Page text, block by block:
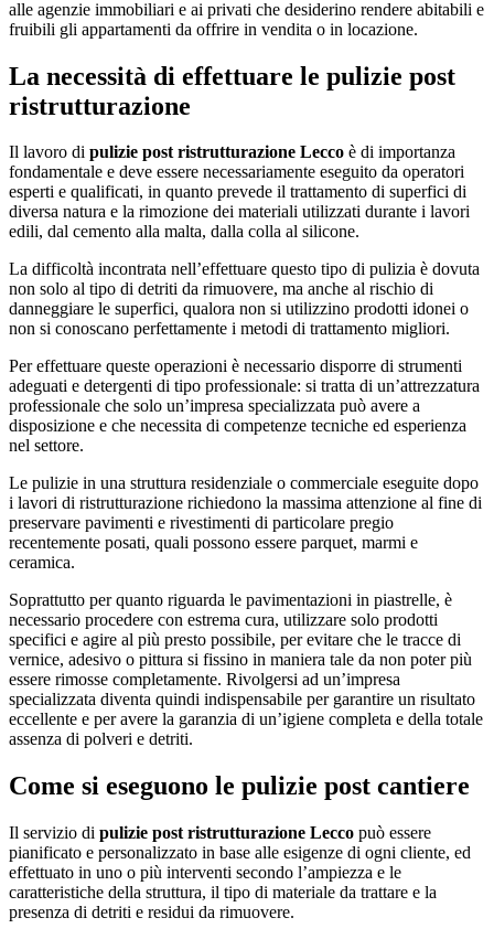
alle agenzie immobiliari e ai privati che desiderino rendere abitabili e
fruibili gli appartamenti da offrire in vendita o in locazione.
La necessità di effettuare le pulizie post
ristrutturazione
Il lavoro di pulizie post ristrutturazione Lecco è di importanza
fondamentale e deve essere necessariamente eseguito da operatori
esperti e qualificati, in quanto prevede il trattamento di superfici di
diversa natura e la rimozione dei materiali utilizzati durante i lavori
edili, dal cemento alla malta, dalla colla al silicone.
La difficoltà incontrata nell’effettuare questo tipo di pulizia è dovuta
non solo al tipo di detriti da rimuovere, ma anche al rischio di
danneggiare le superfici, qualora non si utilizzino prodotti idonei o
non si conoscano perfettamente i metodi di trattamento migliori.
Per effettuare queste operazioni è necessario disporre di strumenti
adeguati e detergenti di tipo professionale: si tratta di un’attrezzatura
professionale che solo un’impresa specializzata può avere a
disposizione e che necessita di competenze tecniche ed esperienza
nel settore.
Le pulizie in una struttura residenziale o commerciale eseguite dopo
i lavori di ristrutturazione richiedono la massima attenzione al fine di
preservare pavimenti e rivestimenti di particolare pregio
recentemente posati, quali possono essere parquet, marmi e
ceramica.
Soprattutto per quanto riguarda le pavimentazioni in piastrelle, è
necessario procedere con estrema cura, utilizzare solo prodotti
specifici e agire al più presto possibile, per evitare che le tracce di
vernice, adesivo o pittura si fissino in maniera tale da non poter più
essere rimosse completamente. Rivolgersi ad un’impresa
specializzata diventa quindi indispensabile per garantire un risultato
eccellente e per avere la garanzia di un’igiene completa e della totale
assenza di polveri e detriti.
Come si eseguono le pulizie post cantiere
Il servizio di pulizie post ristrutturazione Lecco può essere
pianificato e personalizzato in base alle esigenze di ogni cliente, ed
effettuato in uno o più interventi secondo l’ampiezza e le
caratteristiche della struttura, il tipo di materiale da trattare e la
presenza di detriti e residui da rimuovere.